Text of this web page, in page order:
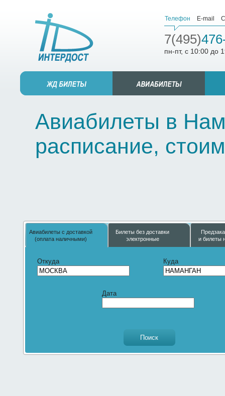
Телефон E-mail
7(495)
пн-пт, с 10:00 до
Авиабилеты в
расписание,
Авиабилеты с доставкой
(оплата наличными)
Билеты без доставки
электронные
и билеты
Откуда Куда
Дата